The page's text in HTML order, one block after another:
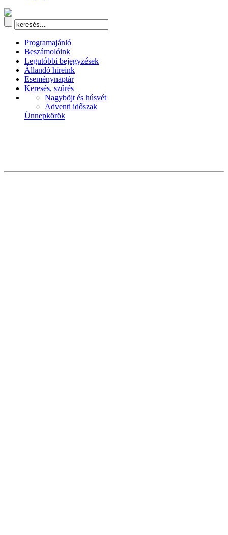
Programajánló
Beszámolóink
Legutóbbi bejegyzések
Állandó híreink
Eseménynaptár
Keresés, szűrés
Nagyböjt és húsvét
Adventi időszak
Ünnepkörök